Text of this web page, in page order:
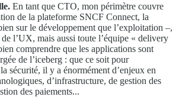
En tant que CTO, mon périmètre couvre
de la plateforme SNCF Connect, la
sur le développement que l’exploitation –,
de l’UX, mais aussi toute l’équipe « delivery
comprendre que les applications sont
de l’iceberg : que ce soit pour
sécurité, il y a énormément d’enjeux en
d’infrastructure, de gestion des
des paiements...